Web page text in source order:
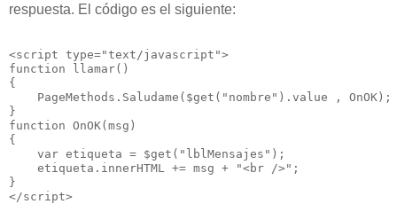
respuesta. El código es el siguiente:
<script type="text/javascript">
function llamar()
{
    PageMethods.Saludame($get("nombre").value , OnOK);
}
function OnOK(msg)
{
    var etiqueta = $get("lblMensajes");
    etiqueta.innerHTML += msg + "<br />";
}
</script>